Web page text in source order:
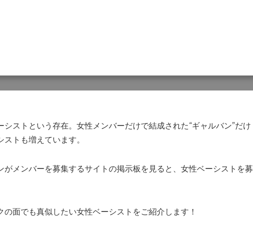
ストという存在。女性メンバーだけで結成された“ギャルバン”だけ
トも増えています。
メンバーを募集するサイトの掲示板を見ると、女性ベーシストを募
面でも真似したい女性ベーシストをご紹介します！